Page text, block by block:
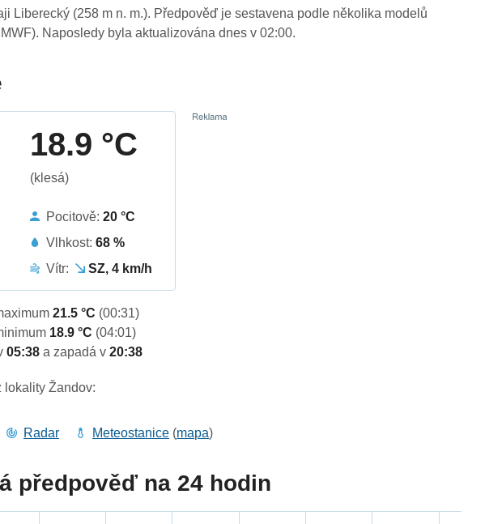
Liberecký (258 m n. m.). Předpověď je sestavena podle několika modelů
Naposledy byla aktualizována dnes v 02:00.
18.9 °C
(klesá)
Pocitově:20 °C
Vlhkost:68 %
Vítr:
SZ, 4 km/h
21.5 °C (00:31)
18.9 °C (04:01)
05:38a zapadá v20:38
lokality Žandov:
Radar Meteostanice (mapa)
předpověď na 24 hodin